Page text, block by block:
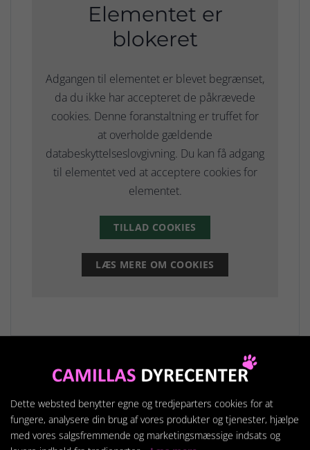
Elementet er
blokeret
Adgangen til elementet er blevet begrænset,
da du ikke har accepteret de påkrævede
cookies. Denne foranstaltning er truffet for
at overholde gældende
databeskyttelseslovgivning. Du kan få adgang
til elementet ved at acceptere cookies for
elementet.
TILLAD COOKIES
LÆS MERE OM COOKIES
Relaterede produkter
Dette websted benytter egne og tredjeparters cookies for at
fungere, analysere din brug af vores produkter og tjenester, hjælpe
med vores salgsfremmende og marketingsmæssige indsats og